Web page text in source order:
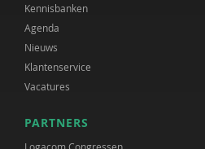
Kennisbanken
Agenda
Nieuws
Klantenservice
Vacatures
PARTNERS